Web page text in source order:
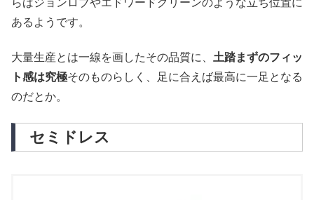
あるようです。
大量生産とは一線を画したその品質に、 土踏まずのフィッ
ト感は究極そのものらしく、足に合えば最高に一足となる
のだとか。
セミドレス